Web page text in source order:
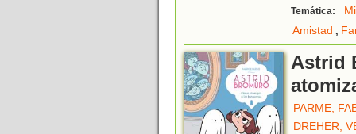
Temática:
Amistad ,
Astrid
PARME,
DREHER,